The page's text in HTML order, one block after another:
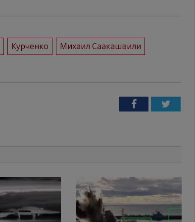
Курченко
Михаил Саакашвили
FacebookTwitter